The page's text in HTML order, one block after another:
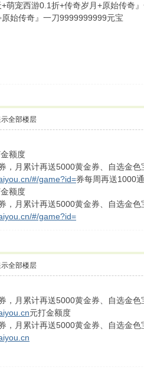
+萌宠西游0.1折+传奇岁月+原始传奇
始传奇』一刀9999999999元宝
示全部楼层
额度
，月累计再送5000黄金券、自选金色
#/game?id=券每周再送1000
额度
，月累计再送5000黄金券、自选金色
#/game?id=
示全部楼层
，月累计再送5000黄金券、自选金色
元打金额度
，月累计再送5000黄金券、自选金色